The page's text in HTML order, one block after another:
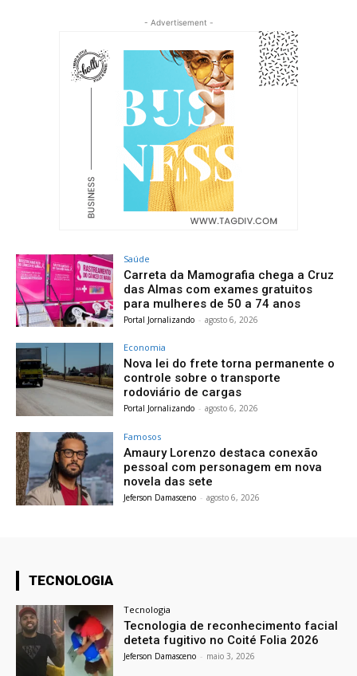
- Advertisement -
Saúde
Carreta da Mamografia chega a Cruz
das Almas com exames gratuitos
para mulheres de 50 a 74 anos
Portal Jornalizando - agosto 6, 2026
Economia
Nova lei do frete torna permanente o
controle sobre o transporte
rodoviário de cargas
Portal Jornalizando - agosto 6, 2026
Famosos
Amaury Lorenzo destaca conexão
pessoal com personagem em nova
novela das sete
Jeferson Damasceno - agosto 6, 2026
TECNOLOGIA
Tecnologia
Tecnologia de reconhecimento facial
deteta fugitivo no Coité Folia 2026
Jeferson Damasceno - maio 3, 2026